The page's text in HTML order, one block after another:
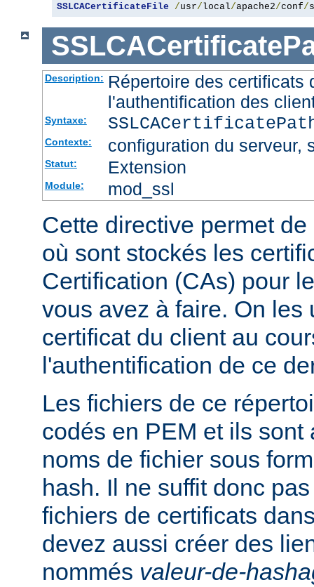
SSLCACertificateFile /usr/local/apache2/conf/
Description: Répertoire des certificats
l'authentification des
Syntaxe:
Contexte: configuration du serveur,
Statut: Extension
Module: mod_ssl
Cette directive permet
où sont stockés les
Certification (CAs) pour
vous avez à faire. On les
certificat du client au
l'authentification de ce
Les fichiers de ce
codés en PEM et ils sont
noms de fichier sous
hash. Il ne suffit donc
fichiers de certificats
devez aussi créer des
nommés valeur-de-